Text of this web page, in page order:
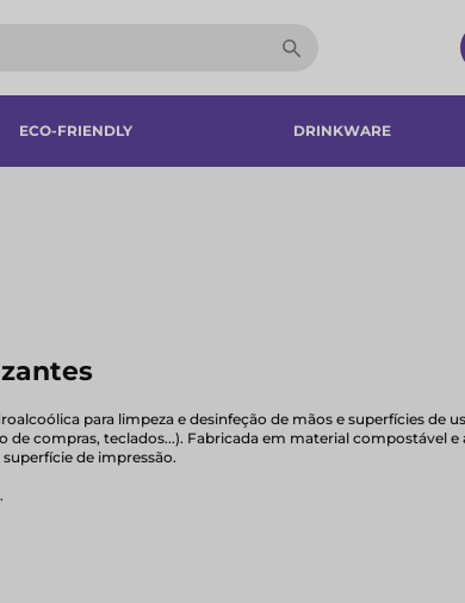
ECO-FRIENDLY DRINKWARE
para limpeza e desinfeção de mãos e superfícies de
de compras, teclados...). Fabricada em material compostável e
de impressão.